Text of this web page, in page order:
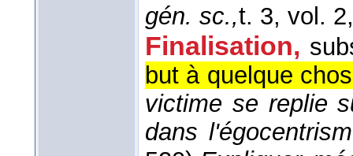
gén. sc.,t. 3, vol. 2
Finalisation,
but à quelque
victime se replie
dans